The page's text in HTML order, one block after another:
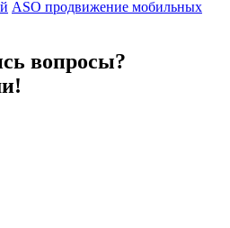
ASO продвижение мобильных
вопросы?